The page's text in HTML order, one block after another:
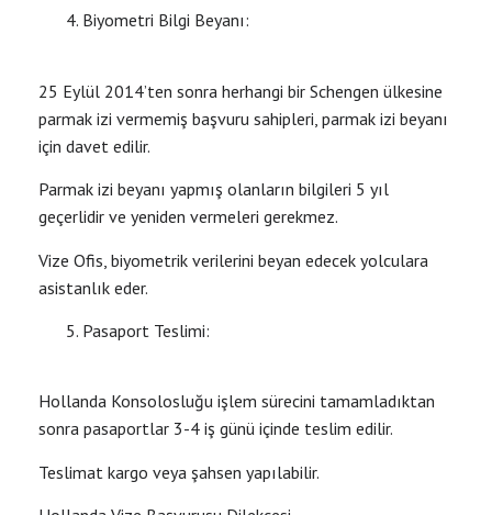
Biyometri Bilgi Beyanı:
25 Eylül 2014’ten sonra herhangi bir Schengen ülkesine
parmak izi vermemiş başvuru sahipleri, parmak izi beyanı
için davet edilir.
Parmak izi beyanı yapmış olanların bilgileri 5 yıl
geçerlidir ve yeniden vermeleri gerekmez.
Vize Ofis, biyometrik verilerini beyan edecek yolculara
asistanlık eder.
Pasaport Teslimi:
Hollanda Konsolosluğu işlem sürecini tamamladıktan
sonra pasaportlar 3-4 iş günü içinde teslim edilir.
Teslimat kargo veya şahsen yapılabilir.